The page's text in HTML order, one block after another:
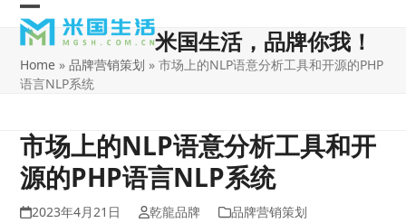
Skip
content
Open
mobile
menu
Close
mobile
menu
米国生活，品牌你我！
Home »品牌营销策划 »市场上的NLP语意分析工具和开源的PHP
语言NLP系统
市场上的NLP语意分析工具和开
源的PHP语言NLP系统
2023年4月21日 乾龍品牌 品牌营销策划